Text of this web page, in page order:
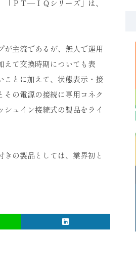
ＰＴ―ＩＱシリーズ」は、
が主流であるが、無人で運用
て交換時期についても表
ことに加えて、状態表示・接
の電源の接続に専用コネク
ュイン接続式の製品をライ
の製品としては、業界初と